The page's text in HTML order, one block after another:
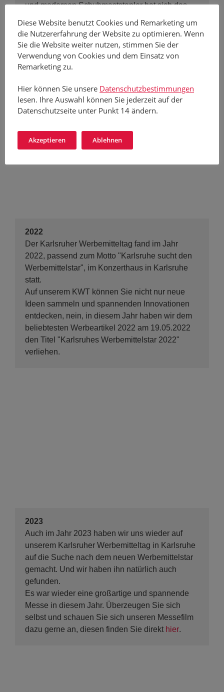
und modernen Schubmaststapler hat sich das
Kommissionierfläche wurde deutlich vergrößert.
Mit der neuen LKW-Einfahrt erfolgt die
Warenannahme deutlich schneller.
Neukundengewinne im Bereich FullService
2022
Der Karlsruher Werbemitteltag fand im Jahr
2022, passend zum Motto "Karlsruhe sucht den
Werbemittelstar", im Konzerthaus in Karlsruhe
statt.
Auf unserem KWT können Sie nicht nur neue
Ideen sammeln und spannenden Innovationen
entdecken, nein, in diesem Jahr haben wir dem
beliebtesten Werbeartikel 2022 am 19.05.2022
den Titel "Karlsruhes Werbemittelstar 2022"
verliehen.
2023
Auch im Jahr 2023 haben wir uns wieder auf
unserem Karlsruher Werbemitteltag in Karlsruhe
auf die Suche nach dem neuen Werbemittelstar
gemacht. Und wir haben ihn natürlich auch
gefunden.
Es war wieder eine großartige und spannende
Messe in diesem Jahr. Überzeugen Sie sich
selbst und schauen Sie sich unseren Messefilm
dazu gerne an, diesen finden Sie direkt hier.
Diese Website benutzt Cookies und Remarketing um
die Nutzererfahrung der Website zu optimieren. Wenn
Sie die Website weiter nutzen, stimmen Sie der
Verwendung von Cookies und dem Einsatz von
Remarketing zu.
Hier können Sie unsere Datenschutzbestimmungen
lesen. Ihre Auswahl können Sie jederzeit auf der
Datenschutzseite unter Punkt 14 ändern.
Akzeptieren Ablehnen